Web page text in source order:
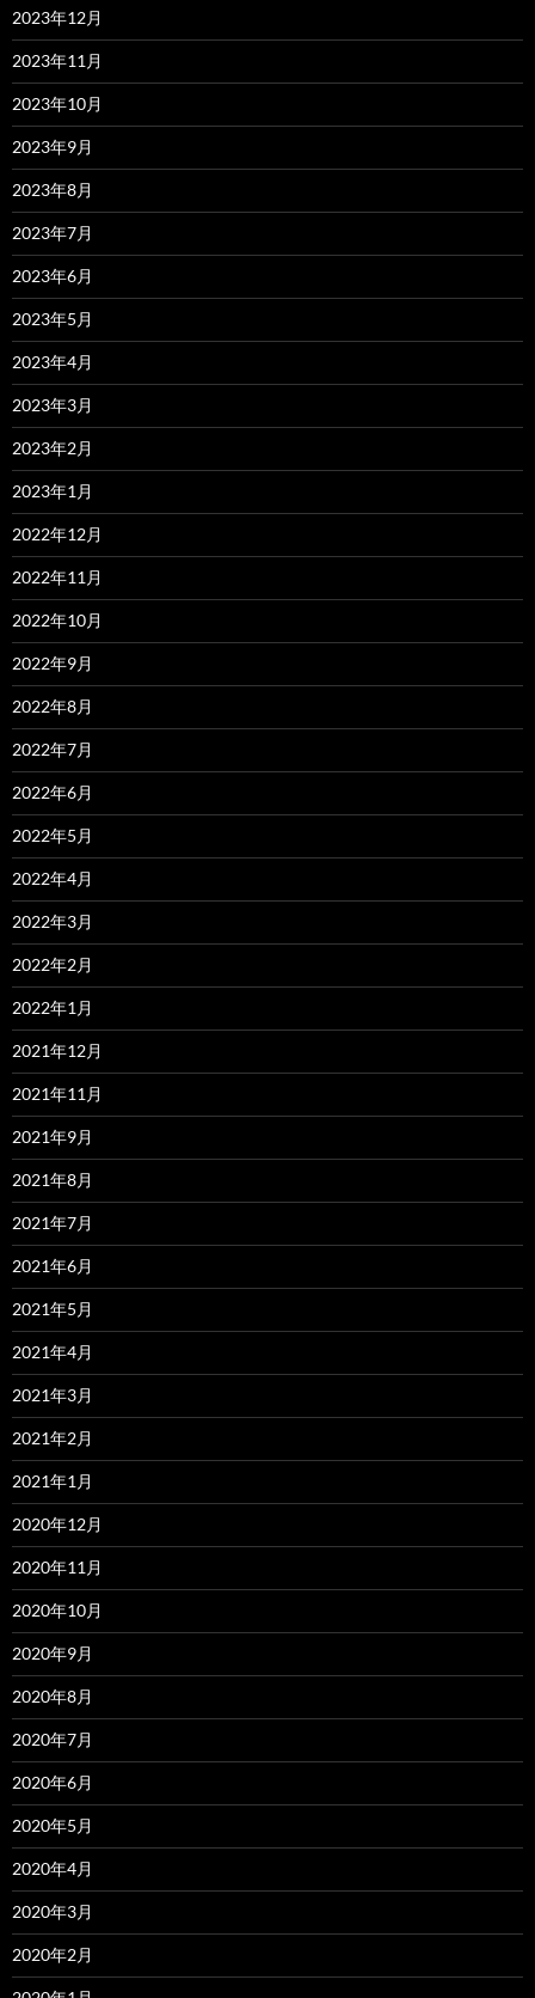
2023年12月
2023年11月
2023年10月
2023年9月
2023年8月
2023年7月
2023年6月
2023年5月
2023年4月
2023年3月
2023年2月
2023年1月
2022年12月
2022年11月
2022年10月
2022年9月
2022年8月
2022年7月
2022年6月
2022年5月
2022年4月
2022年3月
2022年2月
2022年1月
2021年12月
2021年11月
2021年9月
2021年8月
2021年7月
2021年6月
2021年5月
2021年4月
2021年3月
2021年2月
2021年1月
2020年12月
2020年11月
2020年10月
2020年9月
2020年8月
2020年7月
2020年6月
2020年5月
2020年4月
2020年3月
2020年2月